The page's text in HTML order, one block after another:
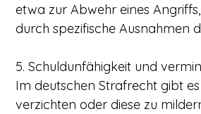
etwa zur Abwehr eines
durch spezifische Ausnahmen
5. Schuldunfähigkeit und
Im deutschen Strafrecht gibt
verzichten oder diese zu